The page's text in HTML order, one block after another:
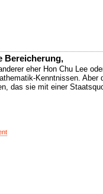
Bereicherung,
eher Hon Chu Lee
Kenntnissen. Aber
das sie mit einer